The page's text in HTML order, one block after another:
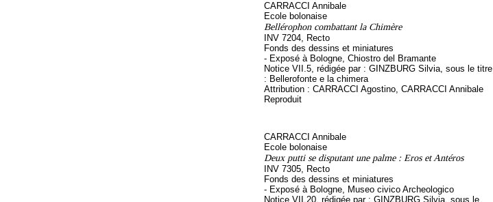
CARRACCI Annibale
Ecole bolonaise
Bellérophon combattant la Chimère
INV 7204, Recto
Fonds des dessins et miniatures
- Exposé à Bologne, Chiostro del Bramante
Notice VII.5, rédigée par : GINZBURG Silvia, sous le titre
: Bellerofonte e la chimera
Attribution : CARRACCI Agostino, CARRACCI Annibale
Reproduit
CARRACCI Annibale
Ecole bolonaise
Deux putti se disputant une palme : Eros et Antéros
INV 7305, Recto
Fonds des dessins et miniatures
- Exposé à Bologne, Museo civico Archeologico
Notice VII.20, rédigée par : GINZBURG Silvia, sous le